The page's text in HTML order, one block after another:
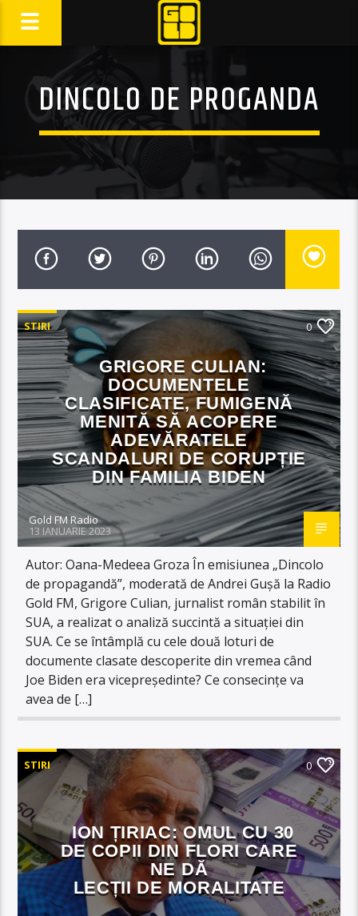
DINCOLO DE PROGANDA
STIRI 0
GRIGORE CULIAN:
DOCUMENTELE
CLASIFICATE, FUMIGENĂ
MENITĂ SĂ ACOPERE
ADEVĂRATELE
SCANDALURI DE CORUPȚIE
DIN FAMILIA BIDEN
Gold FM Radio
13 IANUARIE 2023
Autor: Oana-Medeea Groza În emisiunea „Dincolo
de propagandă”, moderată de Andrei Gușă la Radio
Gold FM, Grigore Culian, jurnalist român stabilit în
SUA, a realizat o analiză succintă a situației din
SUA. Ce se întâmplă cu cele două loturi de
documente clasate descoperite din vremea când
Joe Biden era vicepreședinte? Ce consecințe va
avea de […]
STIRI 0
ION ȚIRIAC: OMUL CU 30
DE COPII DIN FLORI CARE
NE DĂ
LECȚII DE MORALITATE